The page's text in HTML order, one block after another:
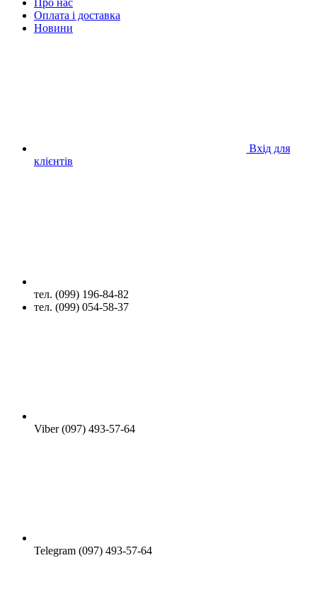
Оплата і доставка
Новини
Вхід для
клієнтів
тел. (099) 196-84-82
тел. (099) 054-58-37
Viber (097) 493-57-64
Telegram (097) 493-57-64